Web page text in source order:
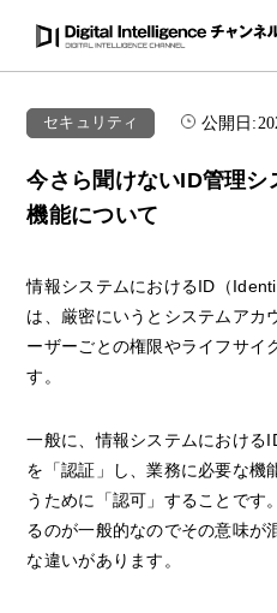
セキュリティ 公開日:
今さら聞けないID管理
機能について
情報システムにおけるID（
は、厳密にいうとシステムアカ
ーザーごとの権限やライフサイ
す。
一般に、情報システムにおける
を「認証」し、業務に必要な機
うために「認可」することです
るのが一般的なのでその意味が
な違いがあります。